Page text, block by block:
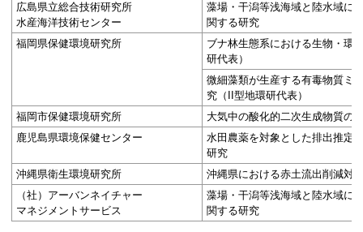
広島県立総合技術研究所
水産海洋技術センター
藻場・干潟等浅海域と陸水域に
関する研究
福岡県保健環境研究所
ブナ林生態系における生物・環
研代表）
微細藻類が生産する有毒物質ミ
究（II型地環研代表）
福岡市保健環境研究所
大気中の酸化的二次生成物質の
鹿児島県環境保健センター
水田農薬を対象とした排出推定
研究
沖縄県衛生環境研究所
沖縄県における赤土流出削減対
（社）アーバンネイチャー
マネジメントサービス
藻場・干潟等浅海域と陸水域に
関する研究